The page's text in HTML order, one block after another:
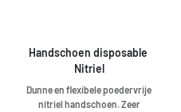
Handschoen disposable
Nitriel
Dunne en flexibele poedervrije
nitriel handschoen. Zeer